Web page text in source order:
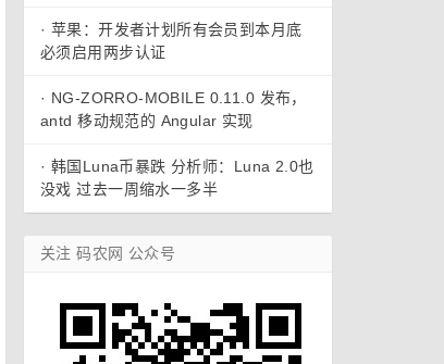
· 苹果：开发者计划所有会员到本月底
必须启用两步认证
· NG-ZORRO-MOBILE 0.11.0 发布，
antd 移动规范的 Angular 实现
· 韩国Luna币暴跌 分析师：Luna 2.0也
没戏 过去一周缩水一多半
关注 码农网 公众号